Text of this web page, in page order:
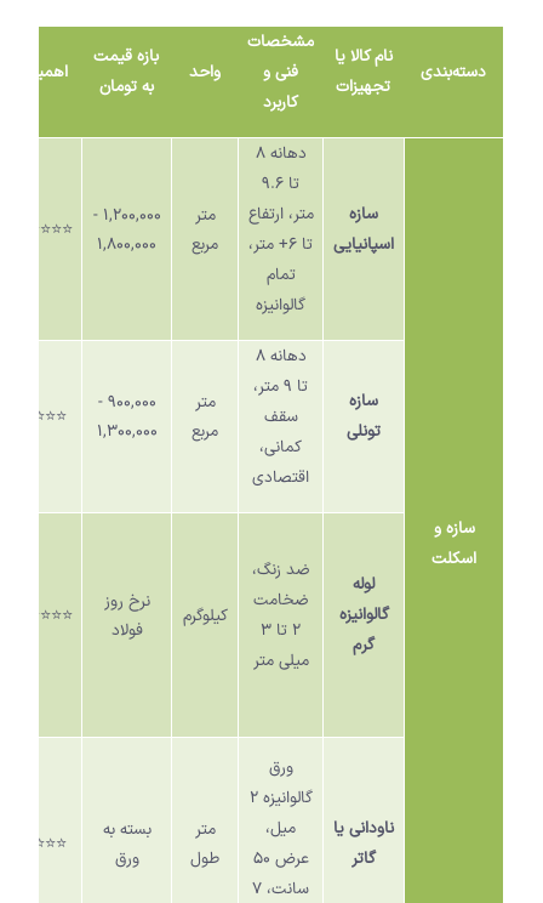
دسته‌بندی
نام کالا یا
تجهیزات
مشخصات
فنی و
کاربرد
واحد
بازه قیمت
به تومان
اهمیت
سازه و
اسکلت
سازه
اسپانیایی
دهانه۸
تا ۹.۶
متر، ارتفاع
تا ۶+ متر،
تمام
گالوانیزه
متر
مربع
۱,۲۰۰,۰۰۰ -
۱,۸۰۰,۰۰۰
⭐️⭐️⭐️⭐️⭐️
سازه
تونلی
دهانه۸
تا ۹ متر،
سقف
کمانی،
اقتصادی
متر
مربع
۹۰۰,۰۰۰ -
۱,۳۰۰,۰۰۰
⭐️⭐️⭐️⭐️
لوله
گالوانیزه
گرم
ضد زنگ،
ضخامت
۲ تا ۳
میلی متر
کیلوگرم
نرخ روز
فولاد
⭐️⭐️⭐️⭐️⭐️
ناودانی یا
گاتر
ورق
گالوانیزه۲
میل،
عرض ۵۰
سانت، ۷
متر
طول
بسته به
ورق
⭐️⭐️⭐️⭐️